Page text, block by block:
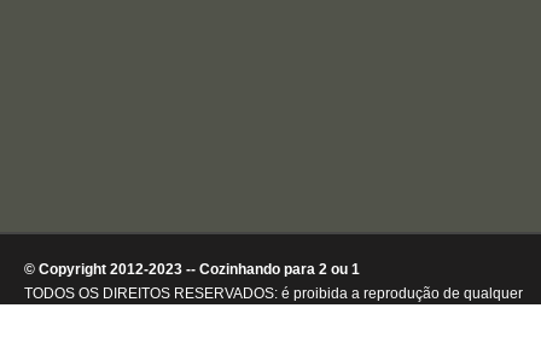
© Copyright 2012-2023 -- Cozinhando para 2 ou 1
TODOS OS DIREITOS RESERVADOS: é proibida a reprodução de qualquer